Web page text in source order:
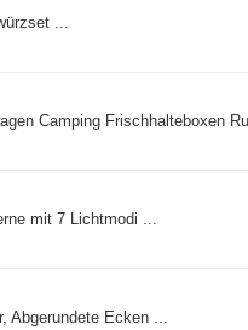
...
Camping Frischhalteboxen
mit 7 Lichtmodi ...
Ecken ...